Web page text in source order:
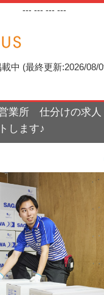
--- --- --- ---
中 (最終更新:2026/08/
業所 仕分けの求人
します♪